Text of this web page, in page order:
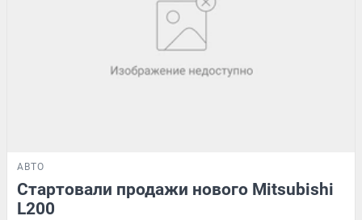
АВТО
Стартовали продажи нового Mitsubishi
L200